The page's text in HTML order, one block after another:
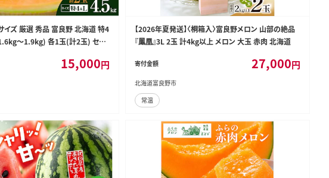
イズ 厳選 秀品 富良野 北海道 特4
～1.9kg) 各1玉(計2玉) セッ
物 旬のフルーツ
15,000円
【2026年夏発送】〈桐箱入〉富良野メロン 山部の絶品
『鳳凰』3L 2玉 計4kg以上 メロン 大玉 赤肉 北海道
寄付金額 27,000円
北海道富良野市
常温